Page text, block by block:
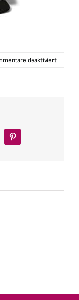
deaktiviertfür
Pinterest